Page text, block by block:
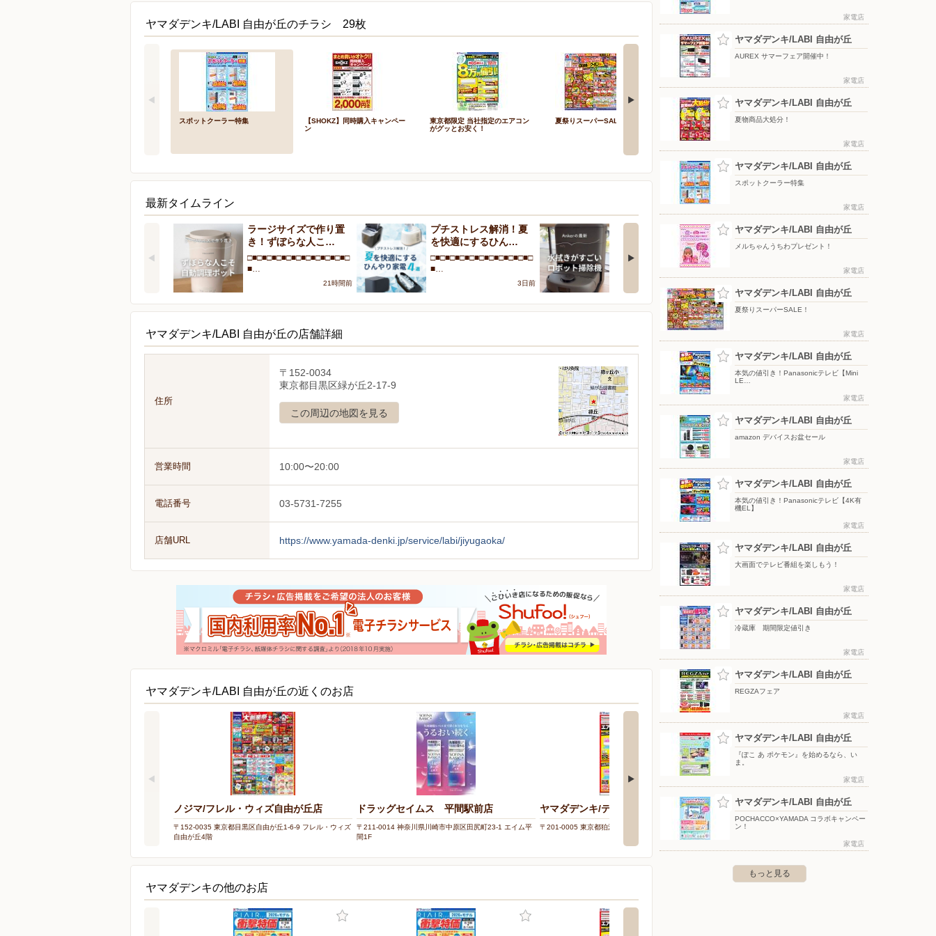
ヤマダデンキ/LABI 自由が丘のチラシ 29枚
スポットクーラー特集
【SHOKZ】同時購入キャンペー
ン
東京都限定 当社指定のエアコン
がグッとお安く！
夏祭りスーパーSALE！ 8月 月間特選品
最新タイムライン
ラージサイズで作り置
き！ずぼらな人こ…
□■□■□■□■□■□■□■□■□■□■□
■…
21時間前
プチストレス解消！夏
を快適にするひん…
□■□■□■□■□■□■□■□■□■□■□
■…
3日前
Ankerの最新！水拭き
がすごいロボット…
□■□■□■□■□■□■□■□■□■□■□
美味しさもコスパもち
ょうどいいIH高火…
ヤマダデンキ/LABI 自由が丘の店舗詳細
住所
〒152-0034
東京都目黒区緑が丘2-17-9
この周辺の地図を見る
営業時間 10:00〜20:00
電話番号 03-5731-7255
店舗URL https://www.yamada-denki.jp/service/labi/jiyugaoka/
ヤマダデンキ/LABI 自由が丘の近くのお店
ノジマ/フレル・ウィズ自由が丘店
〒152-0035 東京都目黒区自由が丘1-6-9 フレル・ウィズ
自由が丘4階
ドラッグセイムス 平間駅前店
〒211-0014 神奈川県川崎市中原区田尻町23-1 エイム平
間1F
ヤマダデンキ/テックランド狛江店
〒201-0005 東京都狛江市岩戸南2-4-3
ビックカメラ/日本橋三越
〒103-8001 東京都中央区日本橋室町1-4-1 日本橋三越本
ヤマダデンキの他のお店
家電店
ヤマダデンキ/LABI 自由が丘
AUREX サマーフェア開催中！
家電店
ヤマダデンキ/LABI 自由が丘
夏物商品大処分！
家電店
ヤマダデンキ/LABI 自由が丘
スポットクーラー特集
家電店
ヤマダデンキ/LABI 自由が丘
メルちゃんうちわプレゼント！
家電店
ヤマダデンキ/LABI 自由が丘
夏祭りスーパーSALE！
家電店
ヤマダデンキ/LABI 自由が丘
本気の値引き！Panasonicテレビ【Mini
LE…
家電店
ヤマダデンキ/LABI 自由が丘
amazon デバイスお盆セール
家電店
ヤマダデンキ/LABI 自由が丘
本気の値引き！Panasonicテレビ【4K有
機EL】
家電店
ヤマダデンキ/LABI 自由が丘
大画面でテレビ番組を楽しもう！
家電店
ヤマダデンキ/LABI 自由が丘
冷蔵庫 期間限定値引き
家電店
ヤマダデンキ/LABI 自由が丘
REGZAフェア
家電店
ヤマダデンキ/LABI 自由が丘
『ぽこ あ ポケモン』を始めるなら、い
ま。
家電店
ヤマダデンキ/LABI 自由が丘
POCHACCO×YAMADA コラボキャンペー
ン！
家電店
もっと見る